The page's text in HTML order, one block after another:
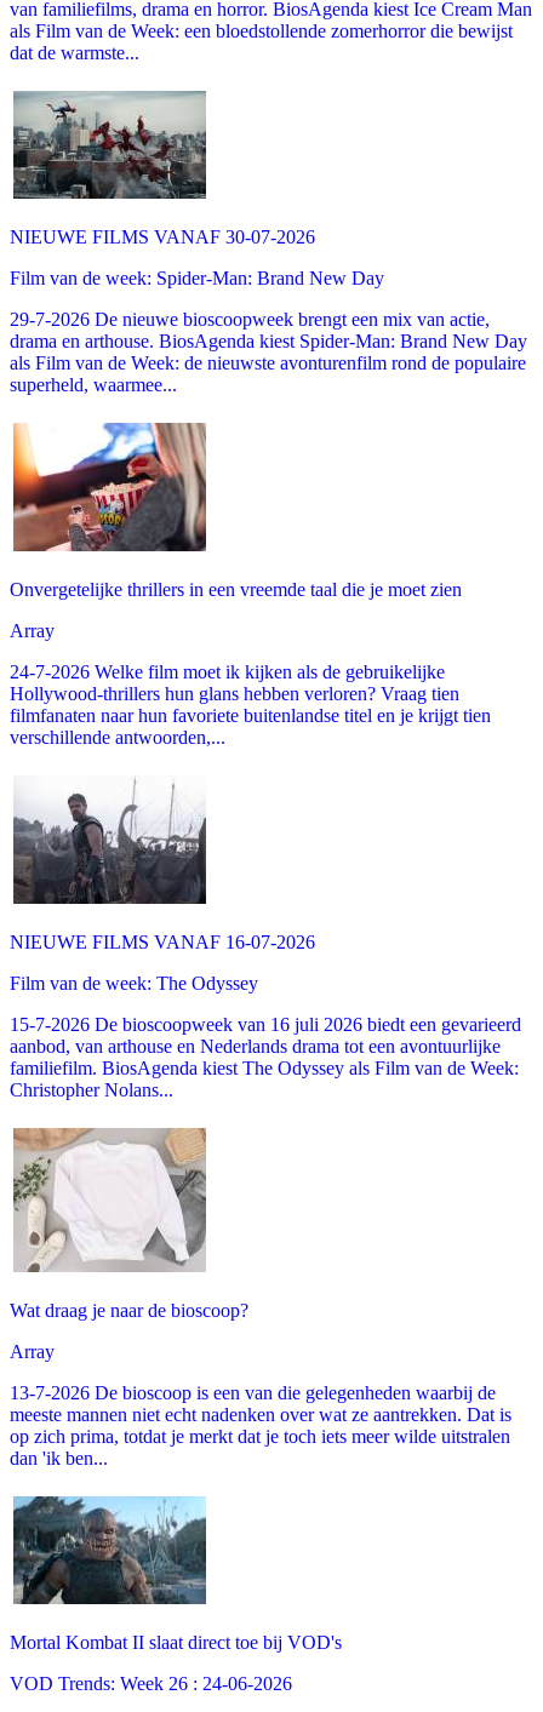
van familiefilms, drama en horror. BiosAgenda kiest Ice Cream Man
als Film van de Week: een bloedstollende zomerhorror die bewijst
dat de warmste...
NIEUWE FILMS VANAF 30-07-2026
Film van de week: Spider-Man: Brand New Day
29-7-2026 De nieuwe bioscoopweek brengt een mix van actie,
drama en arthouse. BiosAgenda kiest Spider-Man: Brand New Day
als Film van de Week: de nieuwste avonturenfilm rond de populaire
superheld, waarmee...
Onvergetelijke thrillers in een vreemde taal die je moet zien
Array
24-7-2026 Welke film moet ik kijken als de gebruikelijke
Hollywood-thrillers hun glans hebben verloren? Vraag tien
filmfanaten naar hun favoriete buitenlandse titel en je krijgt tien
verschillende antwoorden,...
NIEUWE FILMS VANAF 16-07-2026
Film van de week: The Odyssey
15-7-2026 De bioscoopweek van 16 juli 2026 biedt een gevarieerd
aanbod, van arthouse en Nederlands drama tot een avontuurlijke
familiefilm. BiosAgenda kiest The Odyssey als Film van de Week:
Christopher Nolans...
Wat draag je naar de bioscoop?
Array
13-7-2026 De bioscoop is een van die gelegenheden waarbij de
meeste mannen niet echt nadenken over wat ze aantrekken. Dat is
op zich prima, totdat je merkt dat je toch iets meer wilde uitstralen
dan 'ik ben...
Mortal Kombat II slaat direct toe bij VOD's
VOD Trends: Week 26 : 24-06-2026